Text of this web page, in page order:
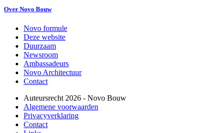
Over Novo Bouw
Novo formule
Deze website
Duurzaam
Newsroom
Ambassadeurs
Novo Architectuur
Contact
Auteursrecht 2026 - Novo Bouw
Algemene voorwaarden
Privacyverklaring
Contact